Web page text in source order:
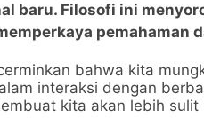
baru. Filosofi ini
pemahaman
bahwa kita
interaksi dengan
kita akan lebih